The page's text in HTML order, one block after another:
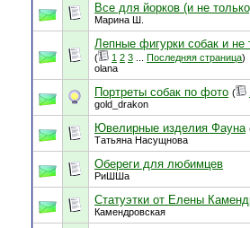
Все для йорков (и не
Марина Ш.
Лепные фигурки собак и не
( 1 2 3 Последняя страница)
olana
Портреты собак по фото (
gold_drakon
Ювелирные изделия Фауна
Татьяна Насущнова
Обереги для любимцев
РиШШа
Статуэтки от Елены
Камендровская